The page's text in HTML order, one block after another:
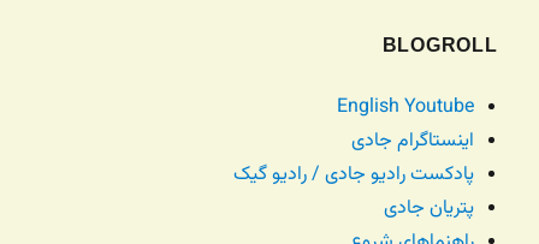
BLOGROLL
English Youtube
اینستاگرام جادی
پادکست رادیو جادی / رادیو گیک
پتریان جادی